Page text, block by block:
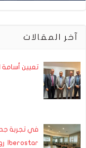
آخر المقالات
تعيين
في تجربة
Iberostar رويال المنصور المهدية يطلق Pila…